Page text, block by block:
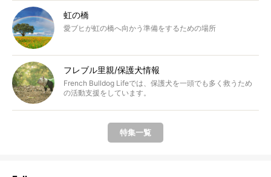
虹の橋
愛ブヒが虹の橋へ向かう準備をするための場所
フレブル里親/保護犬情報
French Bulldog Lifeでは、保護犬を一頭でも多く救うため
の活動支援をしています。
特集一覧